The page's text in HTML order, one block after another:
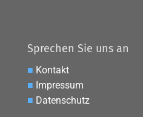
Sprechen Sie uns an
■ Kontakt
■ Impressum
■ Datenschutz